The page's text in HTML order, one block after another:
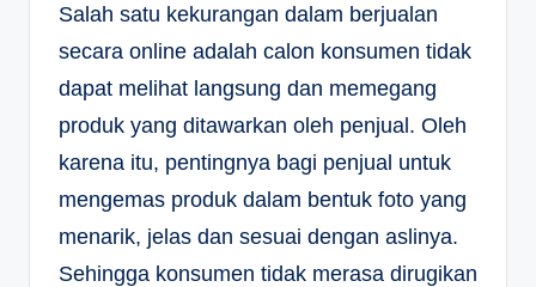
Salah satu kekurangan dalam berjualan
secara online adalah calon konsumen tidak
dapat melihat langsung dan memegang
produk yang ditawarkan oleh penjual. Oleh
karena itu, pentingnya bagi penjual untuk
mengemas produk dalam bentuk foto yang
menarik, jelas dan sesuai dengan aslinya.
Sehingga konsumen tidak merasa dirugikan